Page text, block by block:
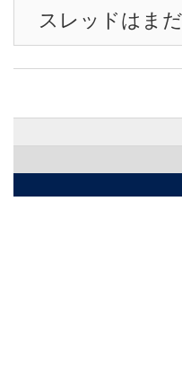
スレッドはま